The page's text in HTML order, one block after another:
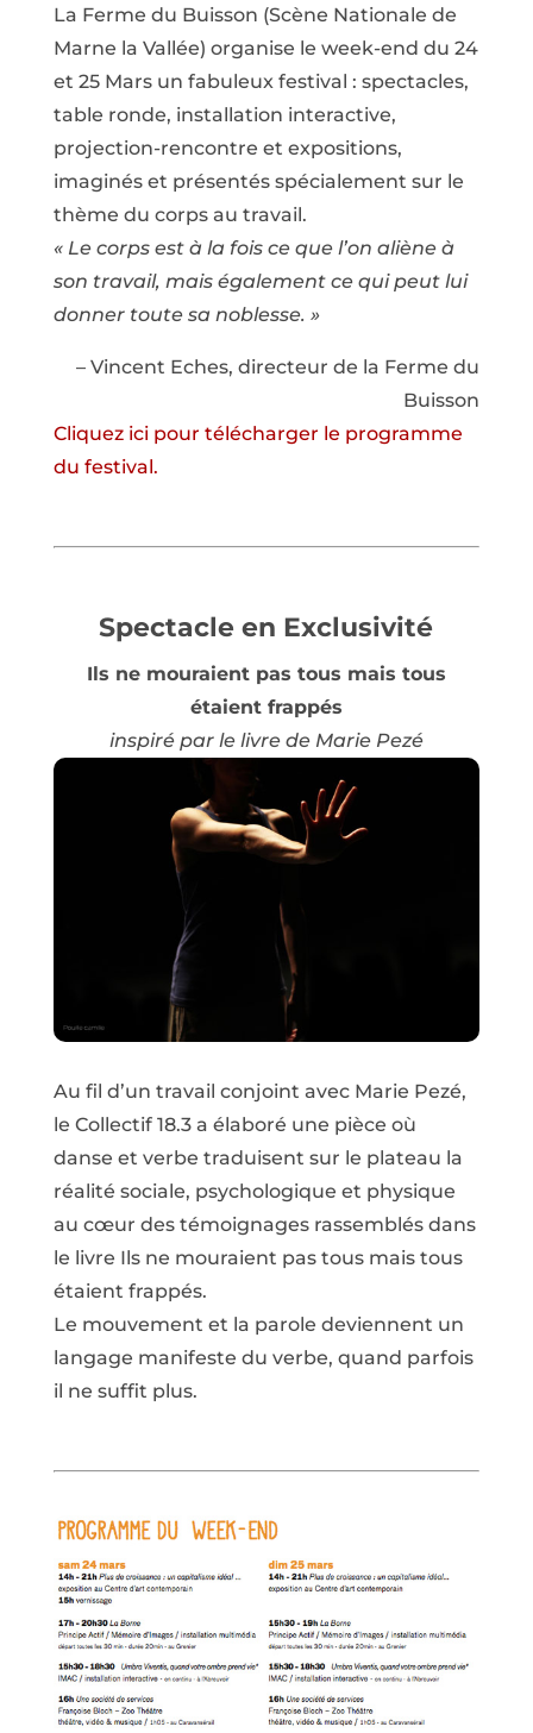
La Ferme du Buisson (Scène Nationale de
Marne la Vallée) organise le week-end du 24
et 25 Mars un fabuleux festival : spectacles,
table ronde, installation interactive,
projection-rencontre et expositions,
imaginés et présentés spécialement sur le
thème du corps au travail.
« Le corps est à la fois ce que l’on aliène à
son travail, mais également ce qui peut lui
donner toute sa noblesse. »
– Vincent Eches, directeur de la Ferme du
Buisson
Cliquez ici pour télécharger le programme
du festival.
Spectacle en Exclusivité
Ils ne mouraient pas tous mais tous
étaient frappés
inspiré par le livre de Marie Pezé
Au fil d’un travail conjoint avec Marie Pezé,
le Collectif 18.3 a élaboré une pièce où
danse et verbe traduisent sur le plateau la
réalité sociale, psychologique et physique
au cœur des témoignages rassemblés dans
le livre Ils ne mouraient pas tous mais tous
étaient frappés.
Le mouvement et la parole deviennent un
langage manifeste du verbe, quand parfois
il ne suffit plus.